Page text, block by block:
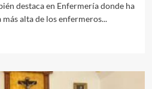
destaca en Enfermería donde ha
alta de los enfermeros...